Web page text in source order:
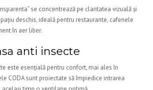
se concentrează pe claritatea vizuală și
deschis, ideală pentru restaurante, cafenele
în aer liber.
anti insecte
este esențială pentru confort, mai ales în
CODA sunt proiectate să împiedice intrarea